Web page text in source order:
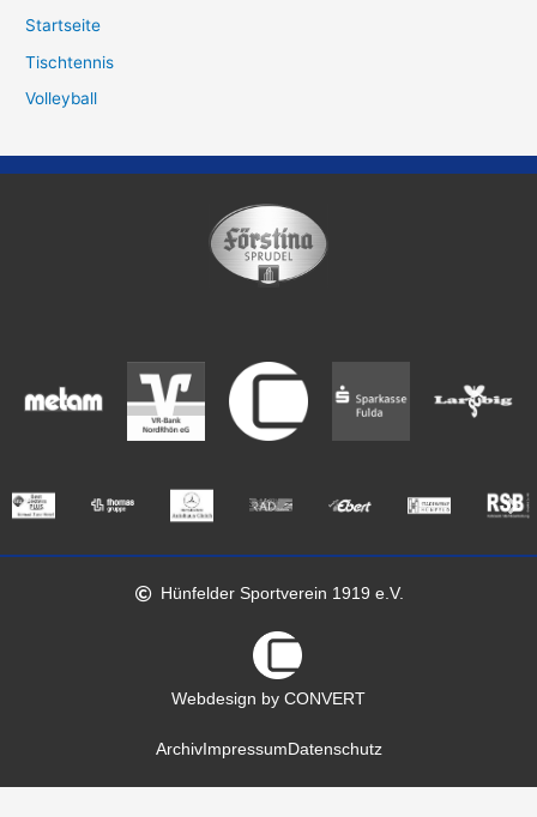
Startseite
Tischtennis
Volleyball
Hünfelder Sportverein 1919 e.V.
Webdesign by CONVERT
ArchivImpressum Datenschutz